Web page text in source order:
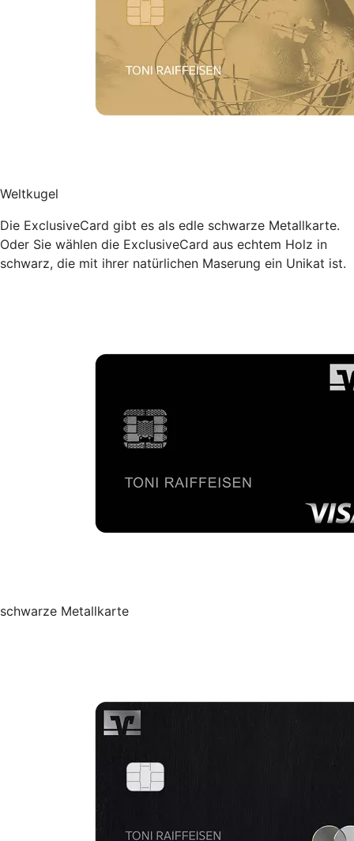
Weltkugel
Die ExclusiveCard gibt es als edle schwarze Metallkarte.
Oder Sie wählen die ExclusiveCard aus echtem Holz in
schwarz, die mit ihrer natürlichen Maserung ein Unikat ist.
schwarze Metallkarte